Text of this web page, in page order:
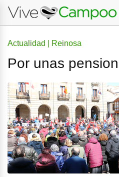
Actualidad | Reinosa
Por unas